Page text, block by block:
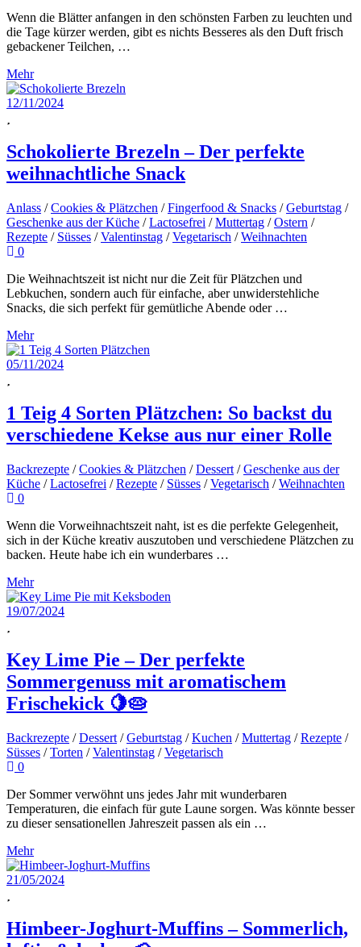
Wenn die Blätter anfangen in den schönsten Farben zu leuchten und
die Tage kürzer werden, gibt es nichts Besseres als den Duft frisch
gebackener Teilchen, …
Mehr
12/11/2024
Schokolierte Brezeln – Der perfekte
weihnachtliche Snack
Anlass /Cookies & Plätzchen /Fingerfood & Snacks /Geburtstag /
Geschenke aus der Küche /Lactosefrei /Muttertag /Ostern /
Rezepte / Süsses /Valentinstag /Vegetarisch /Weihnachten
0
Die Weihnachtszeit ist nicht nur die Zeit für Plätzchen und
Lebkuchen, sondern auch für einfache, aber unwiderstehliche
Snacks, die sich perfekt für gemütliche Abende oder …
Mehr
05/11/2024
1 Teig 4 Sorten Plätzchen: So backst du
verschiedene Kekse aus nur einer Rolle
Backrezepte /Cookies & Plätzchen /Dessert /Geschenke aus der
Küche /Lactosefrei /Rezepte / Süsses /Vegetarisch /Weihnachten
0
Wenn die Vorweihnachtszeit naht, ist es die perfekte Gelegenheit,
sich in der Küche kreativ auszutoben und verschiedene Plätzchen zu
backen. Heute habe ich ein wunderbares …
Mehr
19/07/2024
Key Lime Pie – Der perfekte
Sommergenuss mit aromatischem
Frischekick 🍋🥧
Backrezepte /Dessert /Geburtstag /Kuchen /Muttertag /Rezepte /
Süsses /Torten /Valentinstag /Vegetarisch
0
Der Sommer verwöhnt uns jedes Jahr mit wunderbaren
Temperaturen, die einfach für gute Laune sorgen. Was könnte besser
zu dieser sensationellen Jahreszeit passen als ein …
Mehr
21/05/2024
Himbeer-Joghurt-Muffins – Sommerlich,